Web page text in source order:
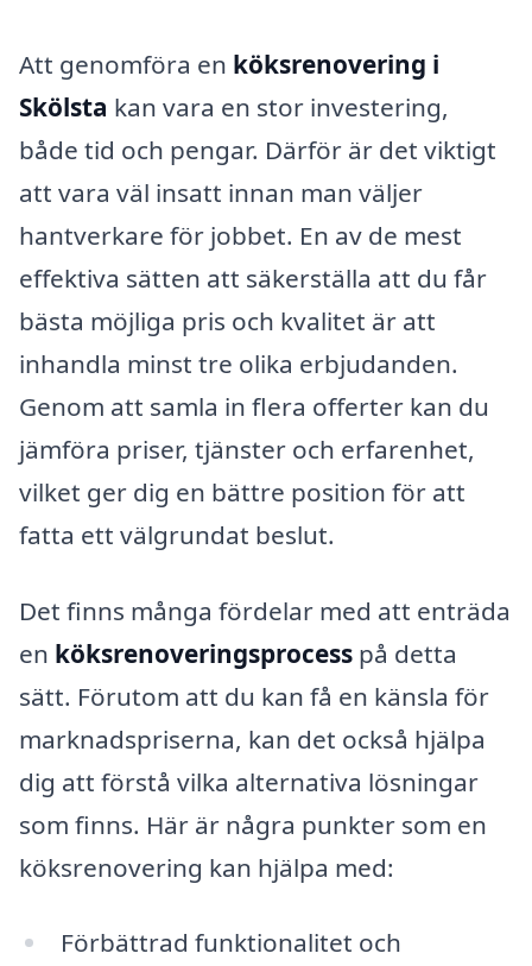
Att genomföra en köksrenovering i
Skölsta kan vara en stor investering,
både tid och pengar. Därför är det viktigt
att vara väl insatt innan man väljer
hantverkare för jobbet. En av de mest
effektiva sätten att säkerställa att du får
bästa möjliga pris och kvalitet är att
inhandla minst tre olika erbjudanden.
Genom att samla in flera offerter kan du
jämföra priser, tjänster och erfarenhet,
vilket ger dig en bättre position för att
fatta ett välgrundat beslut.
Det finns många fördelar med att enträda
en köksrenoveringsprocess på detta
sätt. Förutom att du kan få en känsla för
marknadspriserna, kan det också hjälpa
dig att förstå vilka alternativa lösningar
som finns. Här är några punkter som en
köksrenovering kan hjälpa med:
Förbättrad funktionalitet och